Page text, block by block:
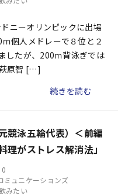
ニーオリンピックに出場
個人メドレーで８位と２
したが、200ｍ背泳ぎでは
原智 […]
続きを読む
競泳五輪代表）＜前編
理がストレス解消法」
ミュニケーションズ
みたい